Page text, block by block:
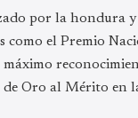
por la hondura
como el Premio
máximo
Oro al Mérito en